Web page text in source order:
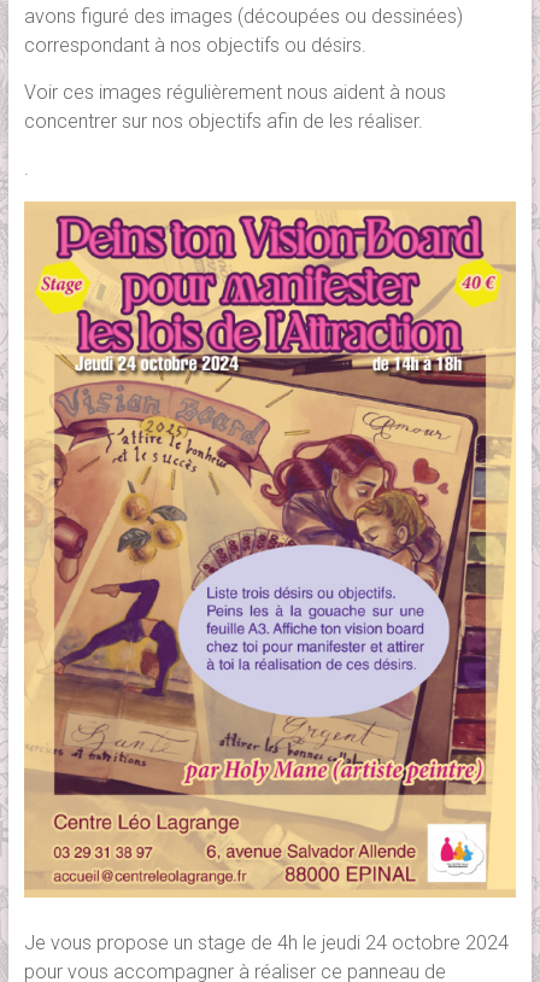
avons figuré des images (découpées ou dessinées)
correspondant à nos objectifs ou désirs.
Voir ces images régulièrement nous aident à nous
concentrer sur nos objectifs afin de les réaliser.
Je vous propose un stage de 4h le jeudi 24 octobre 2024
pour vous accompagner à réaliser ce panneau de